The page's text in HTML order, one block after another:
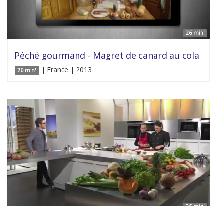
26 min'
Péché gourmand - Magret de canard au cola
26 min' | France | 2013